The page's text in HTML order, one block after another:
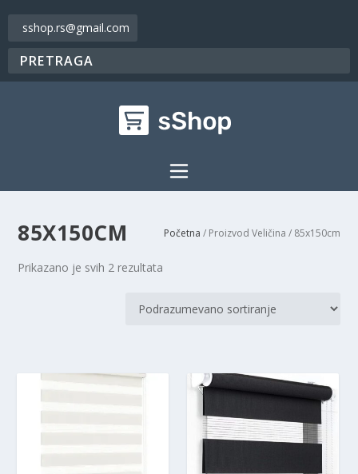
sshop.rs@gmail.com
85X150CM Početna / Proizvod Veličina / 85x150cm
Prikazano je svih 2 rezultata